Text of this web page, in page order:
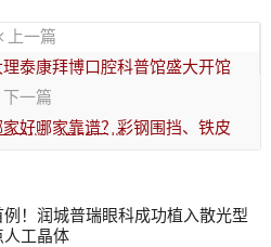
上一篇
泰康拜博口腔科普馆盛大开馆
下一篇
好哪家靠谱？彩钢围挡、铁皮
围挡、道路围挡
例！润城普瑞眼科成功植入散光型
人工晶体